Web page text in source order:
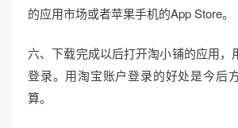
的应用市场或者苹果手机的App Store。
六、下载完成以后打开淘小铺的应用，
登录。用淘宝账户登录的好处是今后
算。